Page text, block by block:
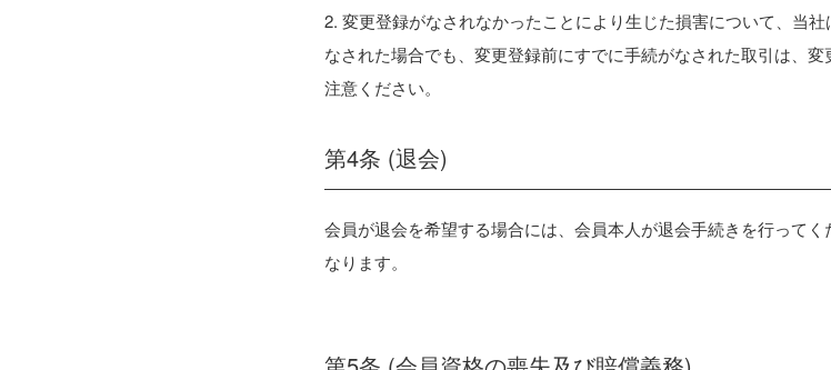
2. 変更登録がなされなかったことにより生じた損害について、当
なされた場合でも、変更登録前にすでに手続がなされた取引は、
注意ください。
第4条 (退会)
会員が退会を希望する場合には、会員本人が退会手続きを行って
なります。